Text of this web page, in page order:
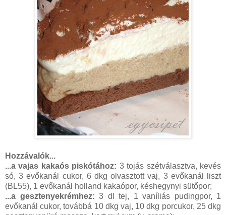
Hozzávalók...
...a vajas kakaós piskótához: 3 tojás szétválasztva, kevés
só, 3 evőkanál cukor, 6 dkg olvasztott vaj, 3 evőkanál liszt
(BL55), 1 evőkanál holland kakaópor, késhegynyi sütőpor;
...a gesztenyekrémhez: 3 dl tej, 1 vaníliás pudingpor, 1
evőkanál cukor, továbbá 10 dkg vaj, 10 dkg porcukor, 25 dkg